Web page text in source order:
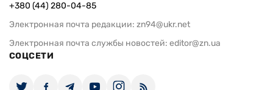
+380 (44) 280-04-85
Электронная почта редакции: zn94@ukr.net
Электронная почта службы новостей: editor@zn.ua
СОЦСЕТИ